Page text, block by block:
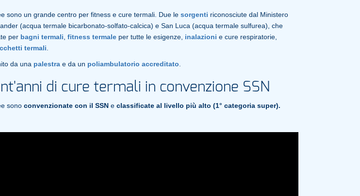
sono un grande centro per fitness e cure termali. Due le sorgenti riconosciute dal Ministero
(acqua termale bicarbonato-solfato-calcica) e San Luca (acqua termale sulfurea), che
per bagni termali fitness termaleper tutte le esigenze, inalazioni e cure respiratorie,
termali
da una palestrae da un poliambulatorio accreditato
di cure termali in convenzione SSN
sonoconvenzionate con il SSN eclassificate al livello più alto (1° categoria super).